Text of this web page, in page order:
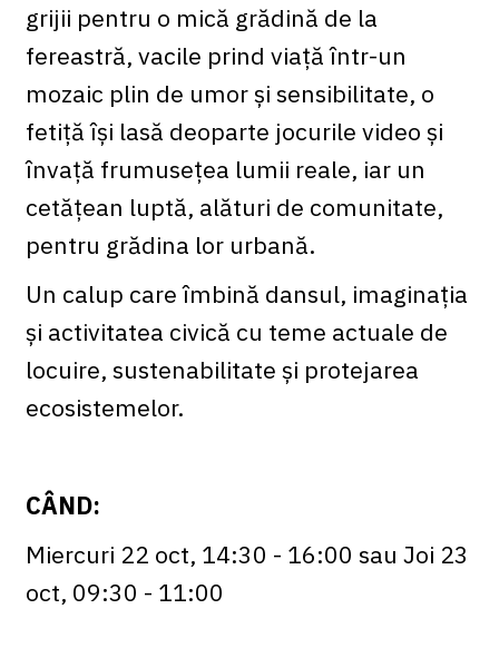
grijii pentru o mică grădină de la
fereastră, vacile prind viață într-un
mozaic plin de umor și sensibilitate, o
fetiță își lasă deoparte jocurile video și
învață frumusețea lumii reale, iar un
cetățean luptă, alături de comunitate,
pentru grădina lor urbană.
Un calup care îmbină dansul, imaginația
și activitatea civică cu teme actuale de
locuire, sustenabilitate și protejarea
ecosistemelor.
CÂND:
Miercuri 22 oct, 14:30 - 16:00 sau Joi 23
oct, 09:30 - 11:00